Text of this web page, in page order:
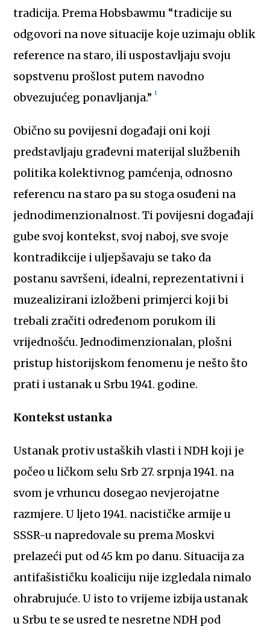
tradicija. Prema Hobsbawmu “tradicije su
odgovori na nove situacije koje uzimaju oblik
reference na staro, ili uspostavljaju svoju
sopstvenu prošlost putem navodno
obvezujućeg ponavljanja.”1
Obično su povijesni događaji oni koji
predstavljaju građevni materijal službenih
politika kolektivnog pamćenja, odnosno
referencu na staro pa su stoga osuđeni na
jednodimenzionalnost. Ti povijesni događaji
gube svoj kontekst, svoj naboj, sve svoje
kontradikcije i uljepšavaju se tako da
postanu savršeni, idealni, reprezentativni i
muzealizirani izložbeni primjerci koji bi
trebali zračiti određenom porukom ili
vrijednošću. Jednodimenzionalan, plošni
pristup historijskom fenomenu je nešto što
prati i ustanak u Srbu 1941. godine.
Kontekst ustanka
Ustanak protiv ustaških vlasti i NDH koji je
počeo u ličkom selu Srb 27. srpnja 1941. na
svom je vrhuncu dosegao nevjerojatne
razmjere. U ljeto 1941. nacističke armije u
SSSR-u napredovale su prema Moskvi
prelazeći put od 45 km po danu. Situacija za
antifašističku koaliciju nije izgledala nimalo
ohrabrujuće. U isto to vrijeme izbija ustanak
u Srbu te se usred te nesretne NDH pod